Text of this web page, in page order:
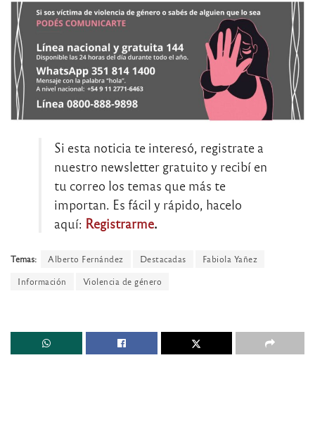
Si esta noticia te interesó, registrate a
nuestro newsletter gratuito y recibí en
tu correo los temas que más te
importan. Es fácil y rápido, hacelo
aquí: Registrarme.
Temas: Alberto Fernández Destacadas
Fabiola Yañez
Información
Violencia de género